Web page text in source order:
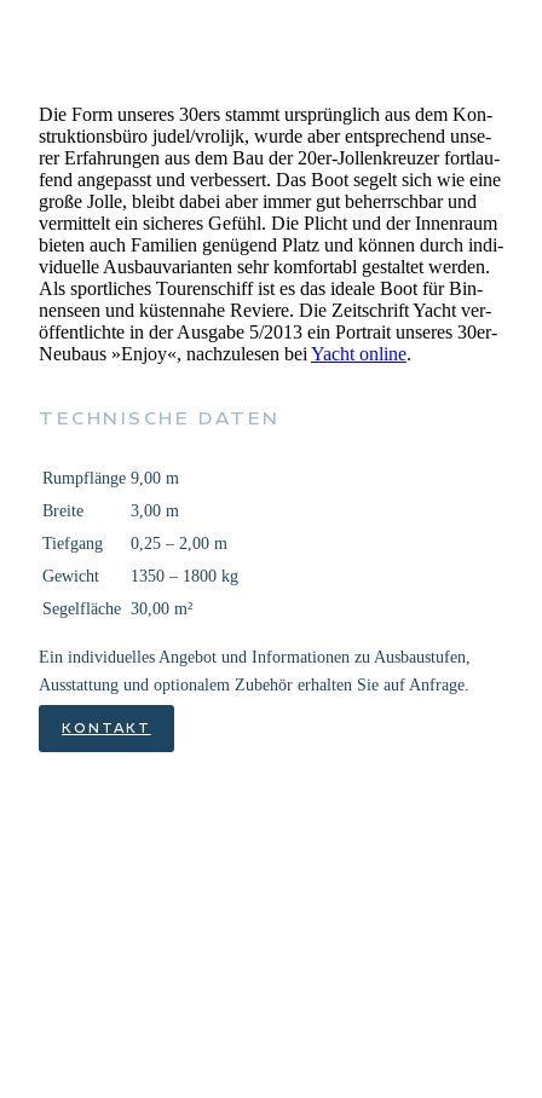
Die Form unse­res 30ers stammt ursprüng­lich aus dem Kon­
struk­ti­ons­büro judel/vrolijk, wurde aber ent­spre­chend unse­
rer Erfah­run­gen aus dem Bau der 20er-Jol­­len­­kreu­­zer fort­lau­
fend ange­passt und ver­bes­sert. Das Boot segelt sich wie eine
große Jolle, bleibt dabei aber immer gut beherrsch­bar und
ver­mit­telt ein siche­res Gefühl. Die Plicht und der Innen­raum
bieten auch Fami­lien genü­gend Platz und können durch indi­
vi­du­elle Aus­bau­va­ri­an­ten sehr kom­for­tabl gestal­tet werden.
Als sport­li­ches Tou­ren­schiff ist es das ideale Boot für Bin­
nen­seen und küs­ten­nahe Reviere. Die Zeit­schrift Yacht ver­
öf­fent­lichte in der Aus­gabe 5/2013 ein Por­trait unse­res 30er-
Neu­­baus »Enjoy«, nach­zu­le­sen bei Yacht online.
TECH­NI­SCHE DATEN
Rumpf­länge 9,00 m
Breite
3,00 m
Tief­gang
0,25 – 2,00 m
Gewicht
1350 – 1800 kg
Segel­flä­che 30,00 m²
Ein indi­vi­du­el­les Ange­bot und Infor­ma­tio­nen zu Aus­bau­stu­fen,
Aus­stat­tung und optio­na­lem Zube­hör erhal­ten Sie auf Anfrage.
KON­TAKT